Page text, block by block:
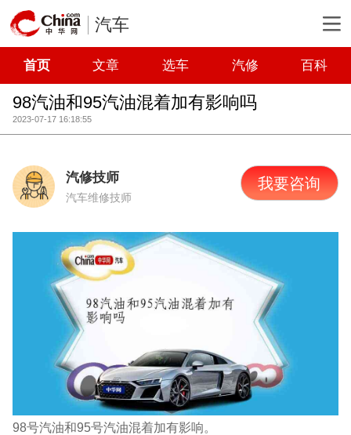
汽车
首页 文章 选车 汽修 百科
98汽油和95汽油混着加有影响吗
2023-07-17 16:18:55
汽修技师
汽车维修技师
我要咨询
98号汽油和95号汽油混着加有影响。